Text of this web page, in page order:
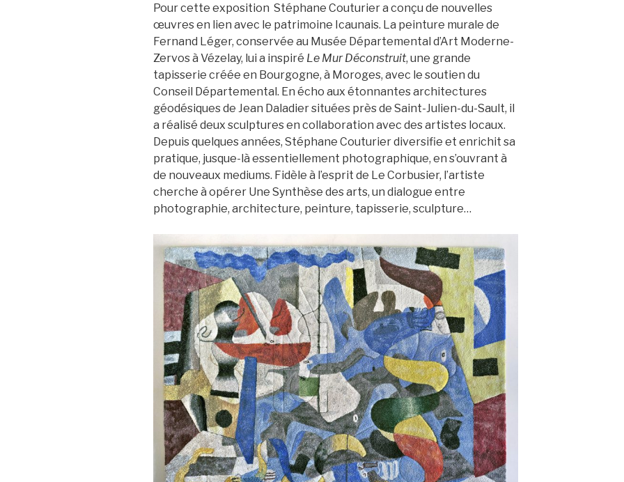
Pour cette exposition Stéphane Couturier a conçu de nouvelles
œuvres en lien avec le patrimoine Icaunais. La peinture murale de
Fernand Léger, conservée au Musée Départemental d’Art Moderne-
Zervos à Vézelay, lui a inspiré Le Mur Déconstruit, une grande
tapisserie créée en Bourgogne, à Moroges, avec le soutien du
Conseil Départemental. En écho aux étonnantes architectures
géodésiques de Jean Daladier situées près de Saint-Julien-du-Sault, il
a réalisé deux sculptures en collaboration avec des artistes locaux.
Depuis quelques années, Stéphane Couturier diversifie et enrichit sa
pratique, jusque-là essentiellement photographique, en s’ouvrant à
de nouveaux mediums. Fidèle à l’esprit de Le Corbusier, l’artiste
cherche à opérer Une Synthèse des arts, un dialogue entre
photographie, architecture, peinture, tapisserie, sculpture…